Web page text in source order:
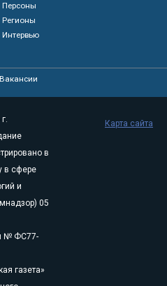
Персоны
Регионы
Интервью
Вакансии
в
в сфере
и
05
№ ФС77-
газета»
Карта сайта